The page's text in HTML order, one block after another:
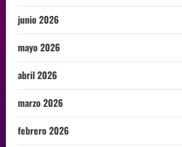
junio 2026
mayo 2026
abril 2026
marzo 2026
febrero 2026